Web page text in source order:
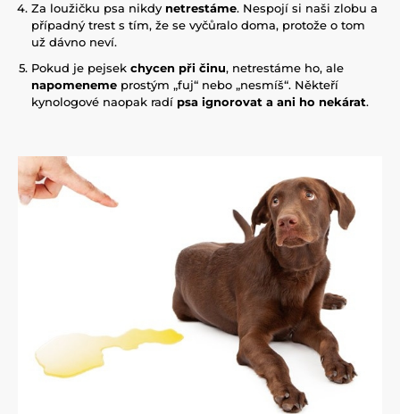
Za loužičku psa nikdy netrestáme. Nespojí si naši zlobu a
případný trest s tím, že se vyčůralo doma, protože o tom
už dávno neví.
Pokud je pejsek chycen při činu, netrestáme ho, ale
napomeneme prostým „fuj“ nebo „nesmíš“. Někteří
kynologové naopak radí psa ignorovat a ani ho nekárat.